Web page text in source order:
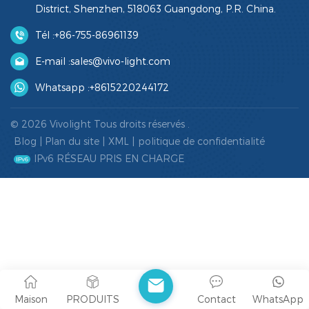
District, Shenzhen, 518063 Guangdong, P.R. China.
Tél :+86-755-86961139
E-mail :sales@vivo-light.com
Whatsapp :+8615220244172
© 2026 Vivolight Tous droits réservés .
Blog
Plan du site XML
politique de confidentialité
IPv6 RÉSEAU PRIS EN CHARGE
Maison PRODUITS WhatsApp
Contact